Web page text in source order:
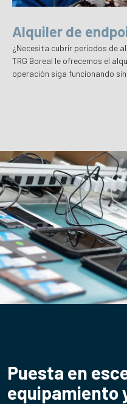
Alquiler de
¿Necesita cubrir períodos de
TRG Boreal le ofrecemos el
operación siga funcionando
Puesta en
equipamiento